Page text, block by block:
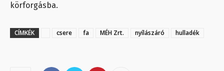
körforgásba.
CÍMKÉK csere fa MÉH Zrt. nyílászáró hulladék